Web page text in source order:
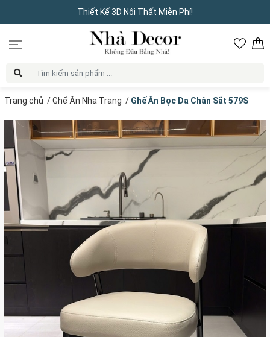
Thiết Kế 3D Nội Thất Miễn Phí!
Trang chủ /Ghế Ăn Nha Trang / Ghế Ăn Bọc Da Chân Sắt 579S